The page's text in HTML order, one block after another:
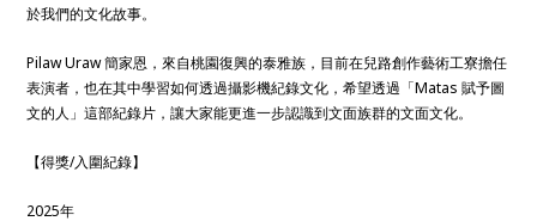
於我們的文化故事。
Pilaw Uraw 簡家恩，來自桃園復興的泰雅族，目前在兒路創作藝術工寮擔任
表演者，也在其中學習如何透過攝影機紀錄文化，希望透過「Matas 賦予圖
文的人」這部紀錄片，讓大家能更進一步認識到文面族群的文面文化。
【得獎/入圍紀錄】
2025年